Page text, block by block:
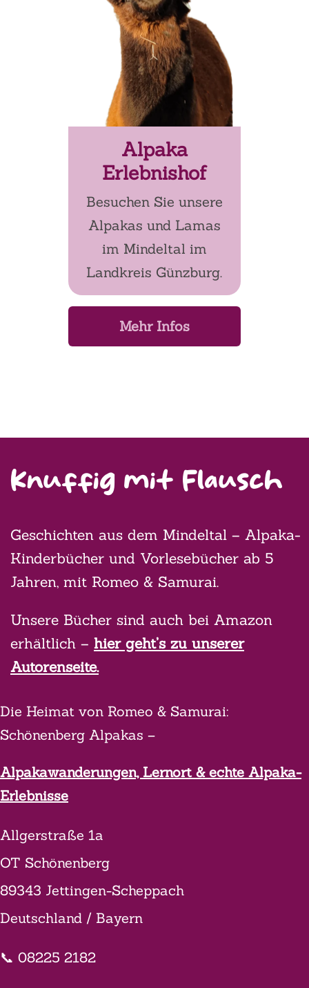
Alpaka
Erlebnishof
Besuchen Sie unsere
Alpakas und Lamas
im Mindeltal im
Landkreis Günzburg.
Mehr Infos
Knuffig mit Flausch
Geschichten aus dem Mindeltal – Alpaka-
Kinderbücher und Vorlesebücher ab 5
Jahren, mit Romeo & Samurai.
Unsere Bücher sind auch bei Amazon
erhältlich – hier geht’s zu unserer
Autorenseite.
Die Heimat von Romeo & Samurai:
Schönenberg Alpakas –
Alpakawanderungen, Lernort & echte Alpaka-
Erlebnisse
Allgerstraße 1a
OT Schönenberg
89343 Jettingen-Scheppach
Deutschland / Bayern
📞 08225 2182